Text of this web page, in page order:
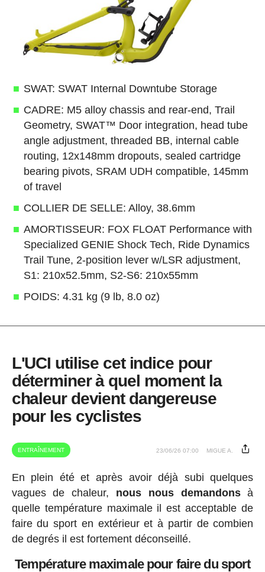
SWAT: SWAT Internal Downtube Storage
CADRE: M5 alloy chassis and rear-end, Trail
Geometry, SWAT™ Door integration, head tube
angle adjustment, threaded BB, internal cable
routing, 12x148mm dropouts, sealed cartridge
bearing pivots, SRAM UDH compatible, 145mm
of travel
COLLIER DE SELLE: Alloy, 38.6mm
AMORTISSEUR: FOX FLOAT Performance with
Specialized GENIE Shock Tech, Ride Dynamics
Trail Tune, 2-position lever w/LSR adjustment,
S1: 210x52.5mm, S2-S6: 210x55mm
POIDS: 4.31 kg (9 lb, 8.0 oz)
L'UCI utilise cet indice pour
déterminer à quel moment la
chaleur devient dangereuse
pour les cyclistes
ENTRAÎNEMENT 23/06/26 07:00 MIGUE A.
En plein été et après avoir déjà subi quelques
vagues de chaleur, nous nous demandonsà
quelle température maximale il est acceptable de
faire du sport en extérieur et à partir de combien
de degrés il est fortement déconseillé.
Température maximale pour faire du sport